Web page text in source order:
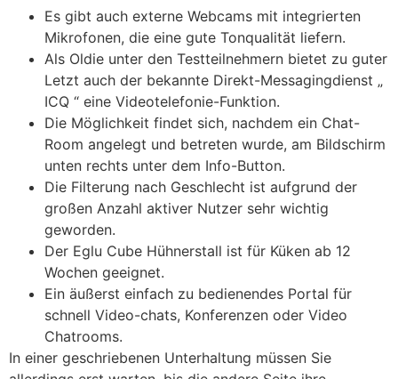
Es gibt auch externe Webcams mit integrierten
Mikrofonen, die eine gute Tonqualität liefern.
Als Oldie unter den Testteilnehmern bietet zu guter
Letzt auch der bekannte Direkt-Messagingdienst „
ICQ “ eine Videotelefonie-Funktion.
Die Möglichkeit findet sich, nachdem ein Chat-
Room angelegt und betreten wurde, am Bildschirm
unten rechts unter dem Info-Button.
Die Filterung nach Geschlecht ist aufgrund der
großen Anzahl aktiver Nutzer sehr wichtig
geworden.
Der Eglu Cube Hühnerstall ist für Küken ab 12
Wochen geeignet.
Ein äußerst einfach zu bedienendes Portal für
schnell Video-chats, Konferenzen oder Video
Chatrooms.
In einer geschriebenen Unterhaltung müssen Sie